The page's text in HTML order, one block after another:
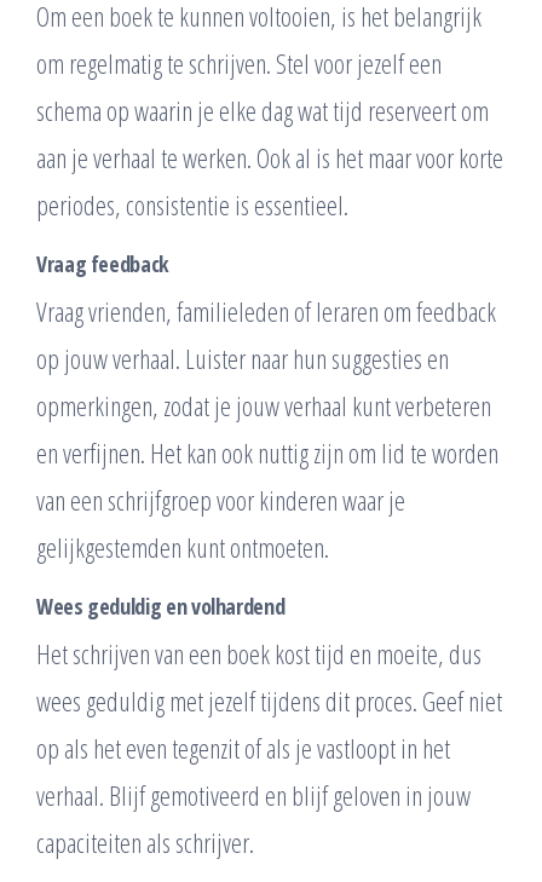
Om een boek te kunnen voltooien, is het belangrijk
om regelmatig te schrijven. Stel voor jezelf een
schema op waarin je elke dag wat tijd reserveert om
aan je verhaal te werken. Ook al is het maar voor korte
periodes, consistentie is essentieel.
Vraag feedback
Vraag vrienden, familieleden of leraren om feedback
op jouw verhaal. Luister naar hun suggesties en
opmerkingen, zodat je jouw verhaal kunt verbeteren
en verfijnen. Het kan ook nuttig zijn om lid te worden
van een schrijfgroep voor kinderen waar je
gelijkgestemden kunt ontmoeten.
Wees geduldig en volhardend
Het schrijven van een boek kost tijd en moeite, dus
wees geduldig met jezelf tijdens dit proces. Geef niet
op als het even tegenzit of als je vastloopt in het
verhaal. Blijf gemotiveerd en blijf geloven in jouw
capaciteiten als schrijver.